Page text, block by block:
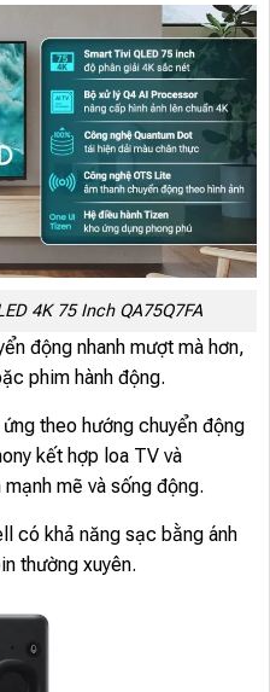
4K 75 Inch QA75Q7FA
động nhanh mượt mà hơn,
phim hành động.
theo hướng chuyển động
kết hợp loa TV và
mẽ và sống động.
có khả năng sạc bằng ánh
thường xuyên.